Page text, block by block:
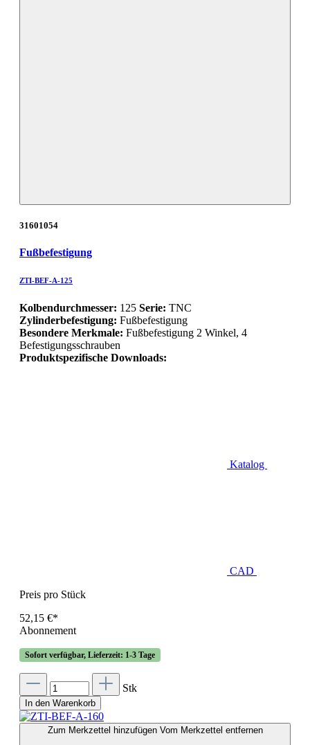
31601054
Fußbefestigung
ZTI-BEF-A-125
Kolbendurchmesser: 125 Serie: TNC
Zylinderbefestigung: Fußbefestigung
Besondere Merkmale: Fußbefestigung 2 Winkel, 4
Befestigungsschrauben
Produktspezifische Downloads:
Katalog
CAD
Preis pro Stück
52,15 €*
Abonnement
Sofort verfügbar, Lieferzeit: 1-3 Tage
Stk
In den Warenkorb
Zum Merkzettel hinzufügen Vom Merkzettel entfernen